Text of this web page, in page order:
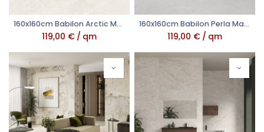
160x160cm Babilon Arctic Matt 8 mm
119,00 € / qm
160x160cm Babilon Perla Matt 8 mm
119,00 € / qm